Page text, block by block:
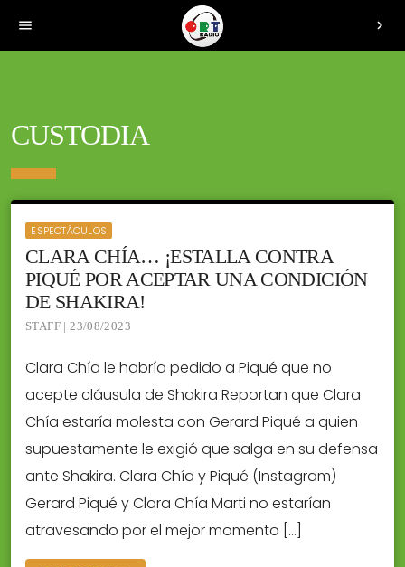
menu chevron_right
CUSTODIA
ESPECTÁCULOS
CLARA CHÍA… ¡ESTALLA CONTRA
PIQUÉ POR ACEPTAR UNA CONDICIÓN
DE SHAKIRA!
STAFF | 23/08/2023
Clara Chía le habría pedido a Piqué que no
acepte cláusula de Shakira Reportan que Clara
Chía estaría molesta con Gerard Piqué a quien
supuestamente le exigió que salga en su defensa
ante Shakira. Clara Chía y Piqué (Instagram)
Gerard Piqué y Clara Chía Marti no estarían
atravesando por el mejor momento […]